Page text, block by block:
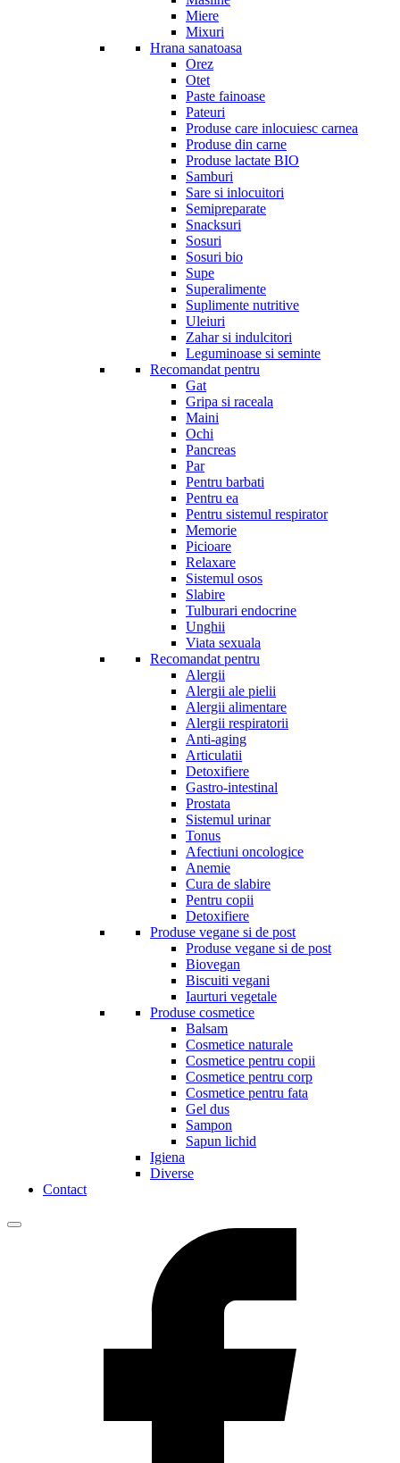
Miere
Mixuri
Hrana sanatoasa
Orez
Otet
Paste fainoase
Pateuri
Produse care inlocuiesc carnea
Produse din carne
Produse lactate BIO
Samburi
Sare si inlocuitori
Semipreparate
Snacksuri
Sosuri
Sosuri bio
Supe
Superalimente
Suplimente nutritive
Uleiuri
Zahar si indulcitori
Leguminoase si seminte
Recomandat pentru
Gat
Gripa si raceala
Maini
Ochi
Pancreas
Par
Pentru barbati
Pentru ea
Pentru sistemul respirator
Memorie
Picioare
Relaxare
Sistemul osos
Slabire
Tulburari endocrine
Unghii
Viata sexuala
Recomandat pentru
Alergii
Alergii ale pielii
Alergii alimentare
Alergii respiratorii
Anti-aging
Articulatii
Detoxifiere
Gastro-intestinal
Prostata
Sistemul urinar
Tonus
Afectiuni oncologice
Anemie
Cura de slabire
Pentru copii
Detoxifiere
Produse vegane si de post
Produse vegane si de post
Biovegan
Biscuiti vegani
Iaurturi vegetale
Produse cosmetice
Balsam
Cosmetice naturale
Cosmetice pentru copii
Cosmetice pentru corp
Cosmetice pentru fata
Gel dus
Sampon
Sapun lichid
Igiena
Diverse
Contact